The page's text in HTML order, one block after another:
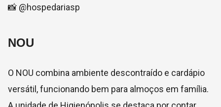
📸 @hospedariasp
NOU
O NOU combina ambiente descontraído e cardápio
versátil, funcionando bem para almoços em família.